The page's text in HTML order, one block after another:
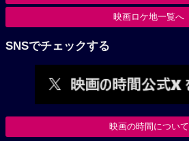
映画ロケ地一覧へ
SNSでチェックする
映画の時間について